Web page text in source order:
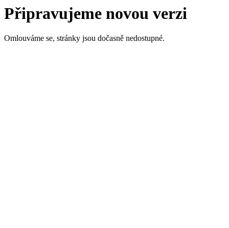
Připravujeme novou verzi
Omlouváme se, stránky jsou dočasně nedostupné.